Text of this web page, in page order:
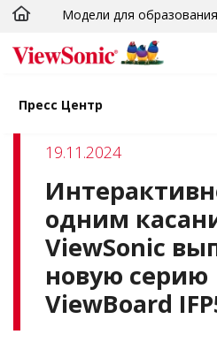
Skip to main content
Модели для образования
Пресс Центр
19.11.2024
одним
ViewSonic
новую серию
ViewBoard